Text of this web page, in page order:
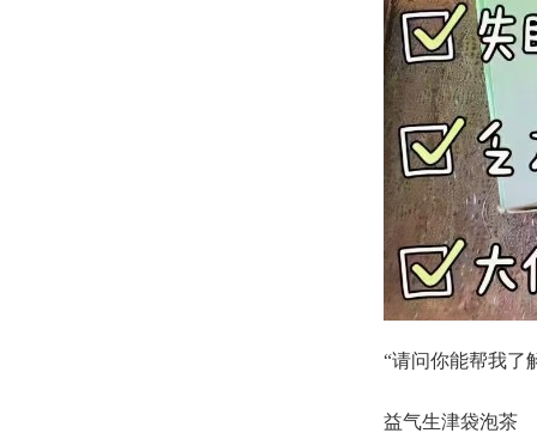
“请问你能帮我了
益气生津袋泡茶